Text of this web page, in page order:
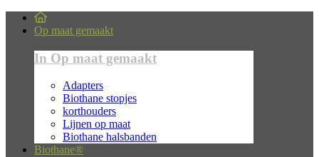
Op maat gemaakt
In Op maat gemaakt
Adapters
Biothane stopjes
korthouders
Lijnen op maat
Biothane halsbanden
Biothane®